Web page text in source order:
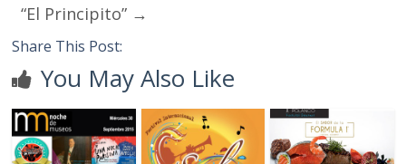
“El Principito” →
Share This Post:
You May Also Like